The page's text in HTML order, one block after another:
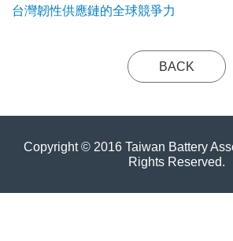
台灣韌性供應鏈的全球競爭力
BACK
Copyright © 2016 Taiwan Battery
Rights Reserved.